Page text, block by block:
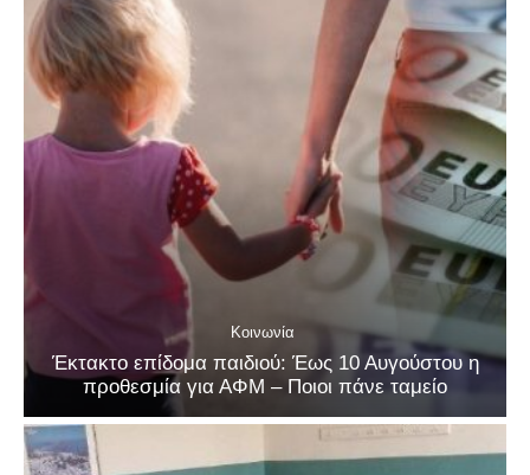
Κοινωνία
Έκτακτο επίδομα παιδιού: Έως 10 Αυγούστου η
προθεσμία για ΑΦΜ – Ποιοι πάνε ταμείο